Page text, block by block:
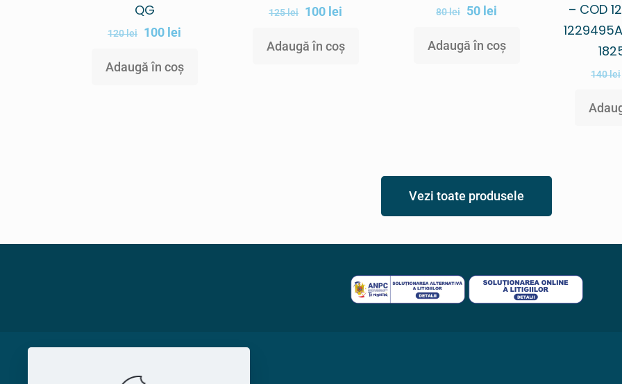
QG
120lei 100 lei
Adaugă în coș
125lei 100 lei
Adaugă în coș
80lei 50 lei
Adaugă în coș
– COD
140lei
Vezi toate produsele